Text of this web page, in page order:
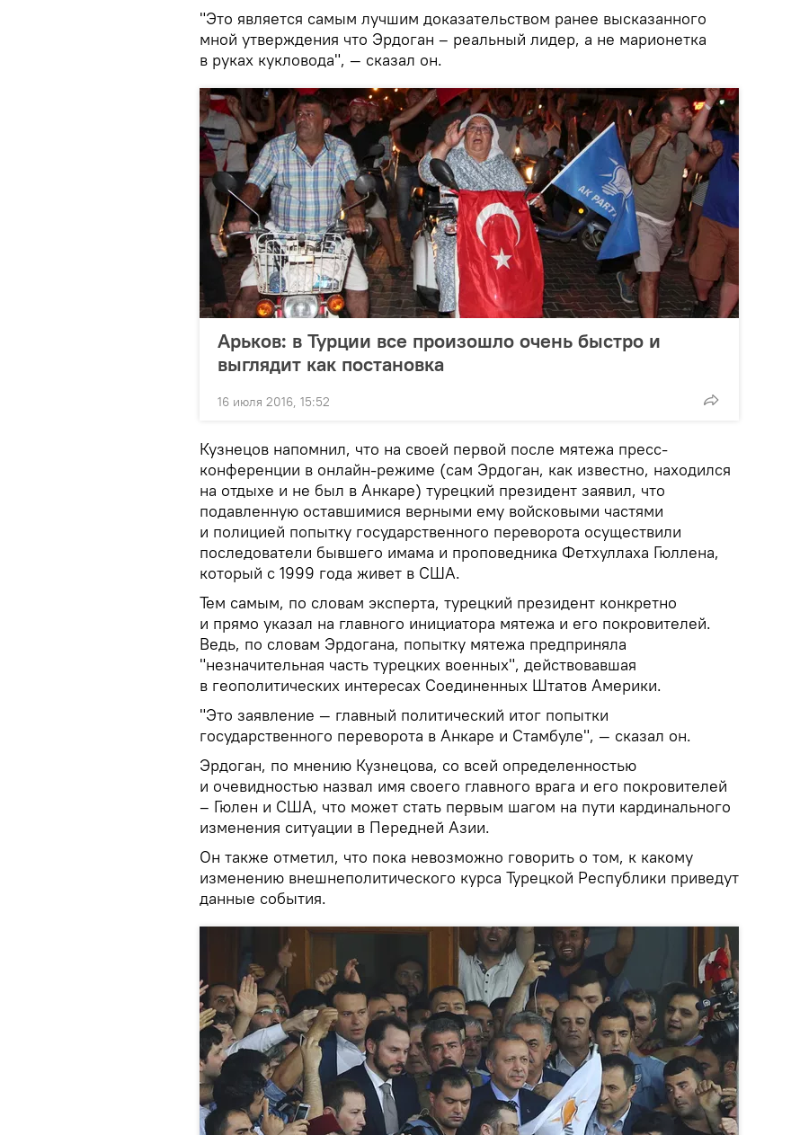
"Это является самым лучшим доказательством ранее высказанного
мной утверждения что Эрдоган – реальный лидер, а не марионетка
в руках кукловода", — сказал он.
Арьков: в Турции все произошло очень быстро и
выглядит как постановка
16 июля 2016, 15:52
Кузнецов напомнил, что на своей первой после мятежа пресс-
конференции в онлайн-режиме (сам Эрдоган, как известно, находился
на отдыхе и не был в Анкаре) турецкий президент заявил, что
подавленную оставшимися верными ему войсковыми частями
и полицией попытку государственного переворота осуществили
последователи бывшего имама и проповедника Фетхуллаха Гюллена,
который с 1999 года живет в США.
Тем самым, по словам эксперта, турецкий президент конкретно
и прямо указал на главного инициатора мятежа и его покровителей.
Ведь, по словам Эрдогана, попытку мятежа предприняла
"незначительная часть турецких военных", действовавшая
в геополитических интересах Соединенных Штатов Америки.
"Это заявление — главный политический итог попытки
государственного переворота в Анкаре и Стамбуле", — сказал он.
Эрдоган, по мнению Кузнецова, со всей определенностью
и очевидностью назвал имя своего главного врага и его покровителей
– Гюлен и США, что может стать первым шагом на пути кардинального
изменения ситуации в Передней Азии.
Он также отметил, что пока невозможно говорить о том, к какому
изменению внешнеполитического курса Турецкой Республики приведут
данные события.